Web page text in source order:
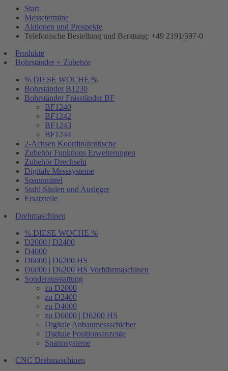
Start
Messetermine
Aktionen und Prospekte
Telefonische Bestellung und Beratung: +49 2191/597-0
Produkte
Bohrständer + Zubehör
% DIESE WOCHE %
Bohrständer B1230
Bohrständer Fräsständer BF
BF1240
BF1242
BF1243
BF1244
2-Achsen Koordinatentische
Zubehör Funktions Erweiterungen
Zubehör Drechseln
Digitale Messsysteme
Spannmittel
Stahl Säulen und Ausleger
Ersatzteile
Drehmaschinen
% DIESE WOCHE %
D2000 | D2400
D4000
D6000 | D6200 HS
D6000 | D6200 HS Vorführmaschinen
Sonderausstattung
zu D2000
zu D2400
zu D4000
zu D6000 | D6200 HS
Digitale Anbaumessschieber
Digitale Positionsanzeige
Spannsysteme
CNC Drehmaschinen